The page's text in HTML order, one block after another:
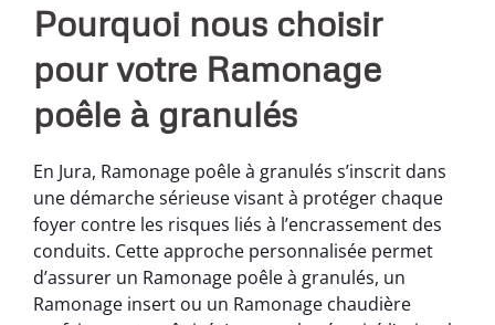
Pourquoi nous choisir
pour votre Ramonage
poêle à granulés
En Jura, Ramonage poêle à granulés s’inscrit dans
une démarche sérieuse visant à protéger chaque
foyer contre les risques liés à l’encrassement des
conduits. Cette approche personnalisée permet
d’assurer un Ramonage poêle à granulés, un
Ramonage insert ou un Ramonage chaudière